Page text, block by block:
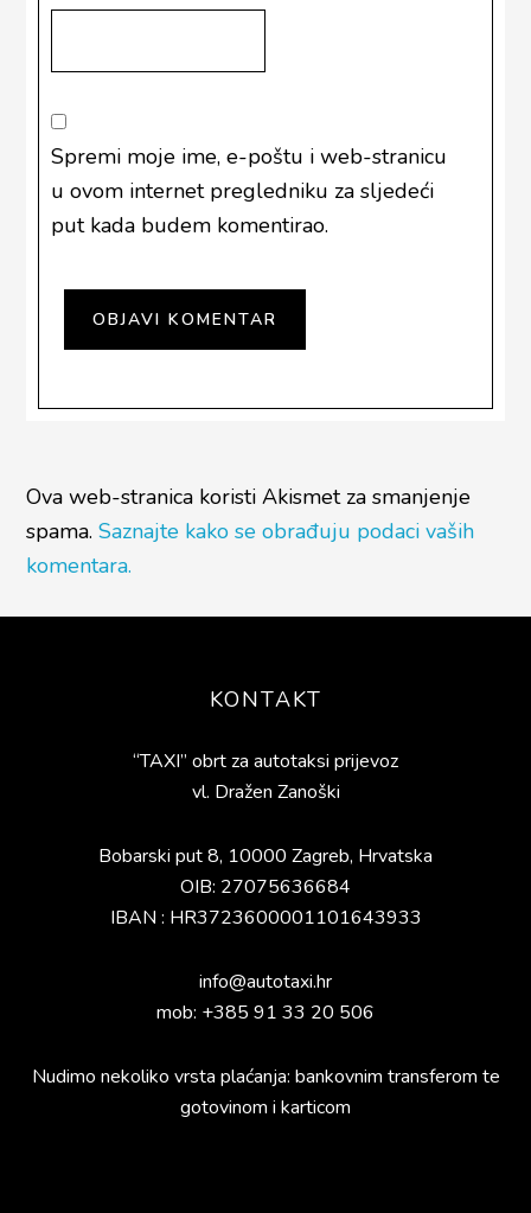
Spremi moje ime, e-poštu i web-stranicu
u ovom internet pregledniku za sljedeći
put kada budem komentirao.
Ova web-stranica koristi Akismet za smanjenje
spama.Saznajte kako se obrađuju podaci vaših
komentara.
KONTAKT
“TAXI” obrt za autotaksi prijevoz
vl. Dražen Zanoški
Bobarski put 8, 10000 Zagreb, Hrvatska
OIB: 27075636684
IBAN : HR3723600001101643933
info@autotaxi.hr
mob: +385 91 33 20 506
Nudimo nekoliko vrsta plaćanja: bankovnim transferom te
gotovinom i karticom